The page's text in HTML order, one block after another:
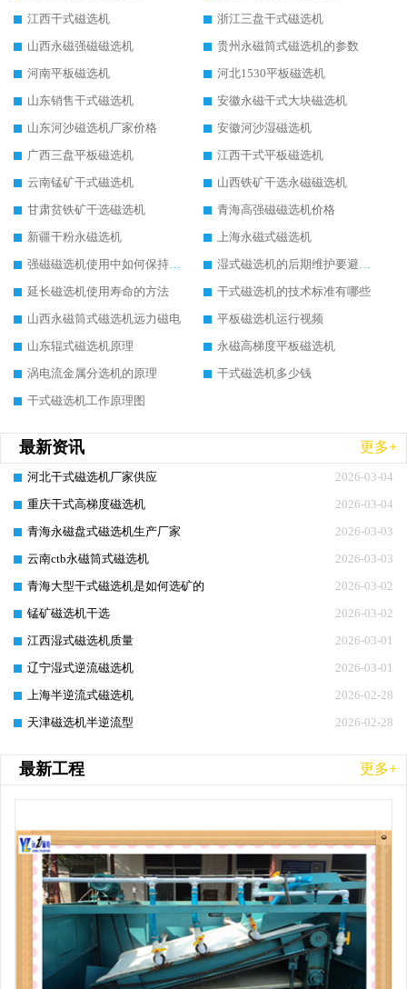
江西干式磁选机
浙江三盘干式磁选机
山西永磁强磁磁选机
贵州永磁筒式磁选机的参数
河南平板磁选机
河北1530平板磁选机
山东销售干式磁选机
安徽永磁干式大块磁选机
山东河沙磁选机厂家价格
安徽河沙湿磁选机
广西三盘平板磁选机
江西干式平板磁选机
云南锰矿干式磁选机
山西铁矿干选永磁磁选机
甘肃贫铁矿干选磁选机
青海高强磁磁选机价格
新疆干粉永磁选机
上海永磁式磁选机
强磁磁选机使用中如何保持其顺畅运行
湿式磁选机的后期维护要避开哪些坑
延长磁选机使用寿命的方法
干式磁选机的技术标准有哪些
山西永磁筒式磁选机远力磁电
平板磁选机运行视频
山东辊式磁选机原理
永磁高梯度平板磁选机
涡电流金属分选机的原理
干式磁选机多少钱
干式磁选机工作原理图
最新资讯 更多+
2026-03-04
河北干式磁选机厂家供应
2026-03-04
重庆干式高梯度磁选机
2026-03-03
青海永磁盘式磁选机生产厂家
2026-03-03
云南ctb永磁筒式磁选机
2026-03-02
青海大型干式磁选机是如何选矿的
2026-03-02
锰矿磁选机干选
2026-03-01
江西湿式磁选机质量
2026-03-01
辽宁湿式逆流磁选机
2026-02-28
上海半逆流式磁选机
2026-02-28
天津磁选机半逆流型
最新工程 更多+